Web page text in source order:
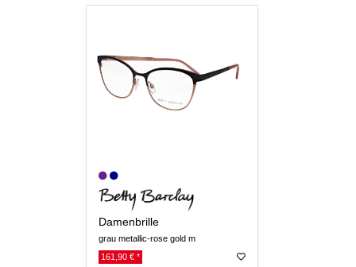
Damenbrille
grau metallic-rose gold m
161,90 € *